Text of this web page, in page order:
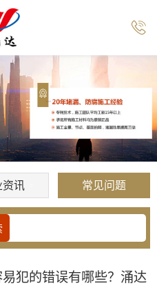
资讯 常见问题
犯的错误有哪些？涌达
